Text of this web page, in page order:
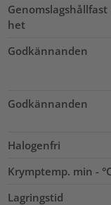
Genomslagshållfast
het
Godkännanden
Godkännanden
Halogenfri
Krymptemp. min -
Lagringstid